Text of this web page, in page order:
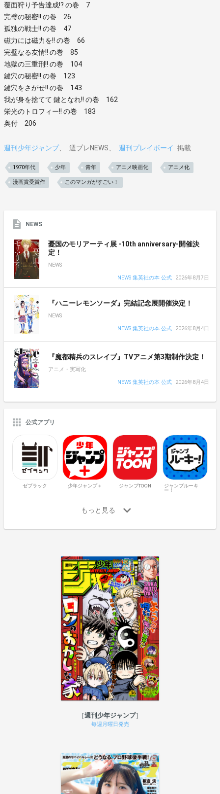
覆面狩り予告達成!? の巻 7
完璧の秘密!! の巻 26
孤独の戦士!! の巻 47
磁力には磁力を!! の巻 66
完璧なる友情!! の巻 85
地獄の三重刑!! の巻 104
鍵穴の秘密!! の巻 123
鍵穴をさがせ!! の巻 143
我が身を捨てて 鍵となれ!! の巻 162
栄光のトロフィー!! の巻 183
奥付 206
週刊少年ジャンプ 週プレNEWS 週刊プレイボーイ 掲載
1970年代 少年 青年 アニメ映画化 アニメ化
漫画賞受賞作 このマンガがすごい！
NEWS
憂国のモリアーティ展 -10th anniversary-開催決
定！
NEWS
NEWS 集英社の本 公式
2026年8月7日
『ハニーレモンソーダ』完結記念展開催決定！
NEWS
NEWS 集英社の本 公式
2026年8月4日
『魔都精兵のスレイブ』TVアニメ第3期制作決定！
アニメ・実写化
NEWS 集英社の本 公式
2026年8月4日
公式アプリ
ゼブラック 少年ジャンプ＋ ジャンプTOON
ジャンプルーキ
ー！
週刊少年ジャンプ
毎週月曜日発売